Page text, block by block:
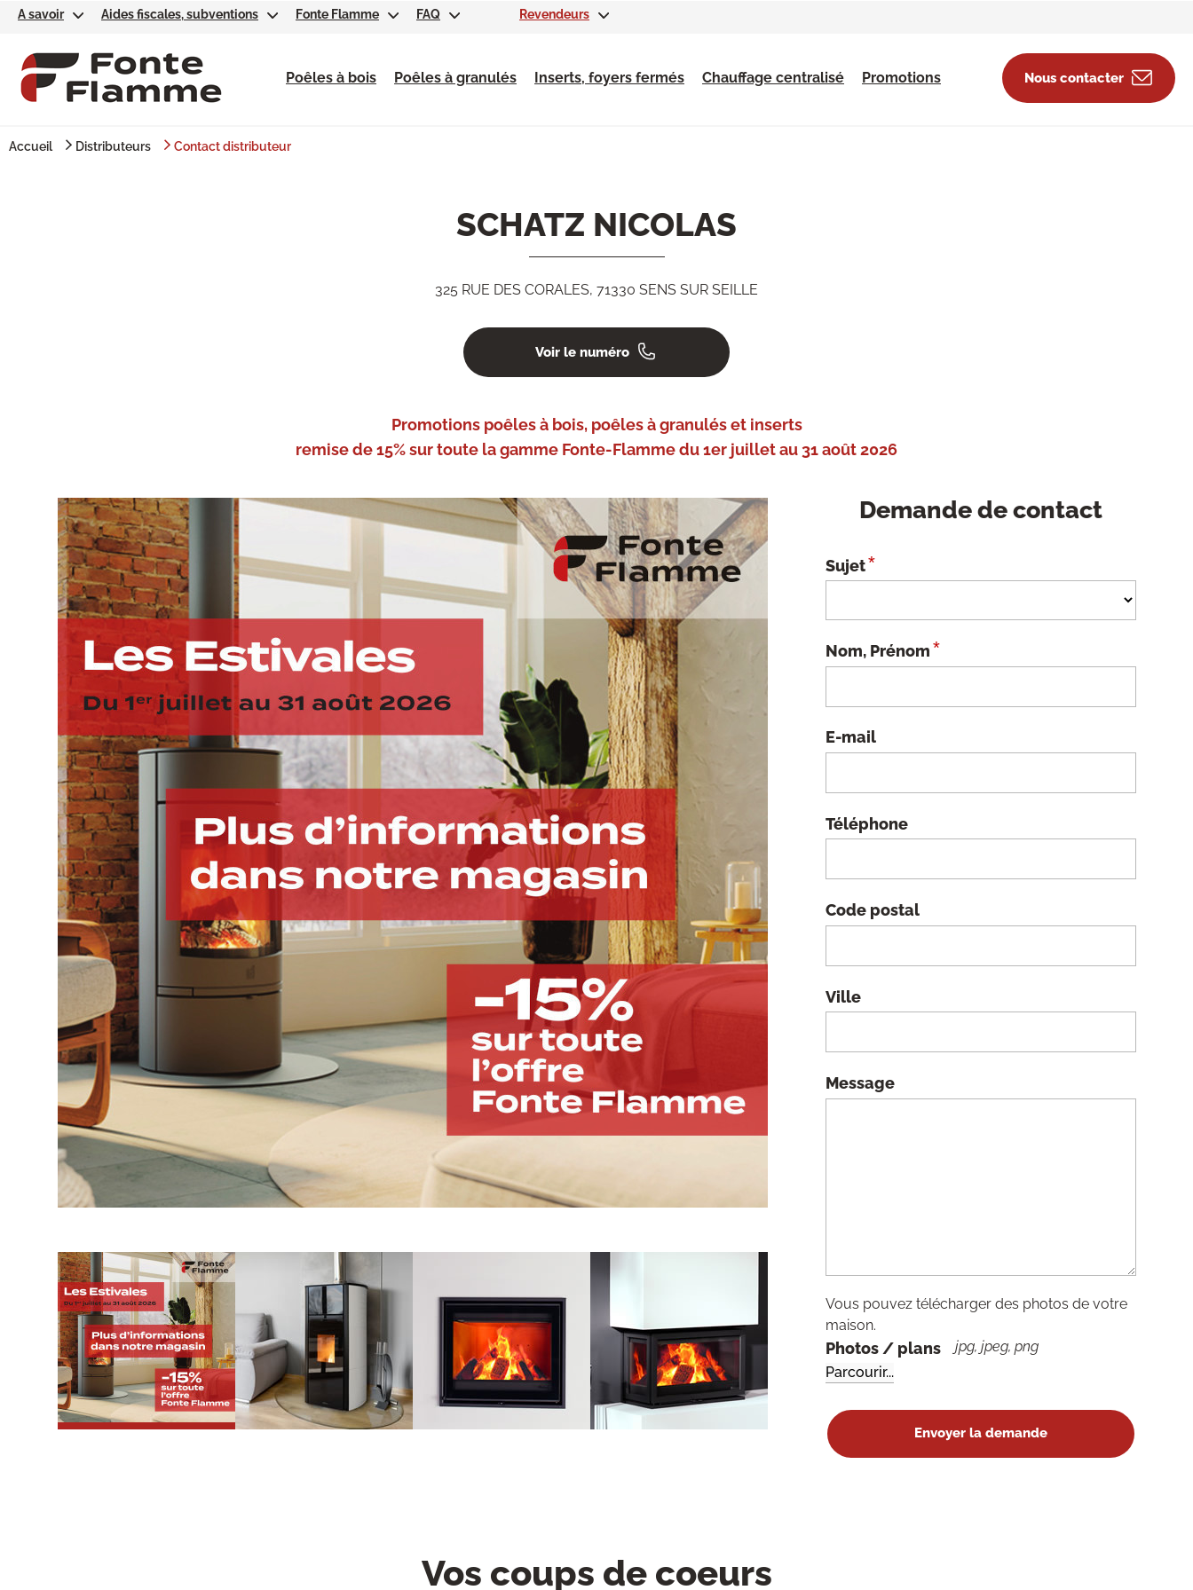
Poêles à bois Poêles à granulés Inserts, foyers fermés Chauffage centralisé Promotions Nous contacter
A savoir Aides fiscales, subventions Fonte Flamme FAQ Revendeurs
Accueil Distributeurs Contact distributeur
SCHATZ NICOLAS
325 RUE DES CORALES, 71330 SENS SUR SEILLE
Voir le numéro
Promotions poêles à bois, poêles à granulés et inserts
remise de 15% sur toute la gamme Fonte-Flamme du 1er juillet au 31 août 2026
Demande de contact
Sujet*
Nom, Prénom*
E-mail
Téléphone
Code postal
Ville
Message
Vous pouvez télécharger des photos de votre
maison.
Photos / plans jpg, jpeg, png
Vos coups de coeurs